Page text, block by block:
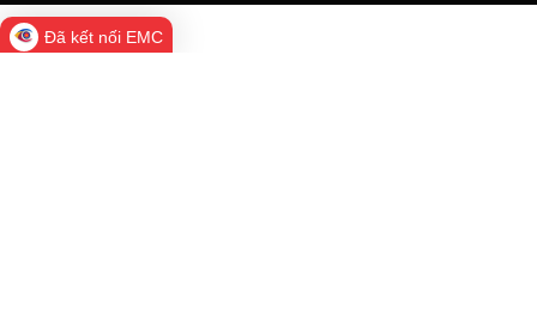
Đã kết nối EMC